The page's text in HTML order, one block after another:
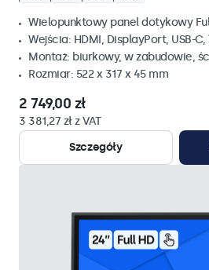
Wielopunktowy panel dotykowy
Wejścia: HDMI, DisplayPort, USB-C,
Montaż: biurkowy, w zabudowie,
Rozmiar: 522 x 317 x 45 mm
2 749,00 zł
3 381,27 zł z VAT
Szczegóły